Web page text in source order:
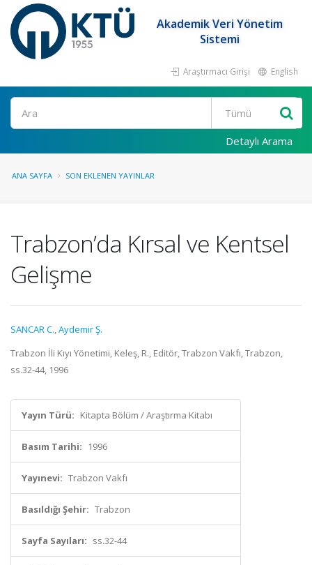
Akademik Veri Yönetim
Sistemi
Araştırmacı Girişi English
Ara
Detaylı Arama
ANA SAYFA SON EKLENEN YAYINLAR
Trabzon’da Kırsal ve Kentsel
Gelişme
SANCAR C.,Aydemir Ş.
Trabzon İli Kıyı Yönetimi, Keleş, R., Editör, Trabzon Vakfı, Trabzon,
ss.32-44, 1996
Yayın Türü: Kitapta Bölüm / Araştırma Kitabı
Basım Tarihi: 1996
Yayınevi: Trabzon Vakfı
Basıldığı Şehir: Trabzon
Sayfa Sayıları: ss.32-44